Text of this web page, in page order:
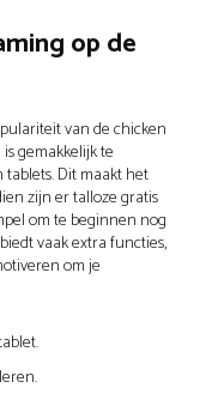
op de
van de chicken
gemakkelijk te
Dit maakt het
zijn er talloze gratis
om te beginnen nog
vaak extra functies,
om je